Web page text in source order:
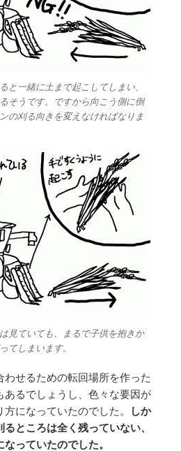
と一緒に土まで起こしてしまい、
そうです。ですから向こう側に倒
の刈る向きを変えなければなりま
見ていても、まるで子供を抱きか
てしまいます。
せるための転回場所を作った
あるでしょうし、色々な要因が
になっていたのでした。
しか
ところは全く残っていない、
っていたのでした。